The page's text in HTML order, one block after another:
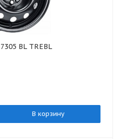
BL TREBL
В корзину